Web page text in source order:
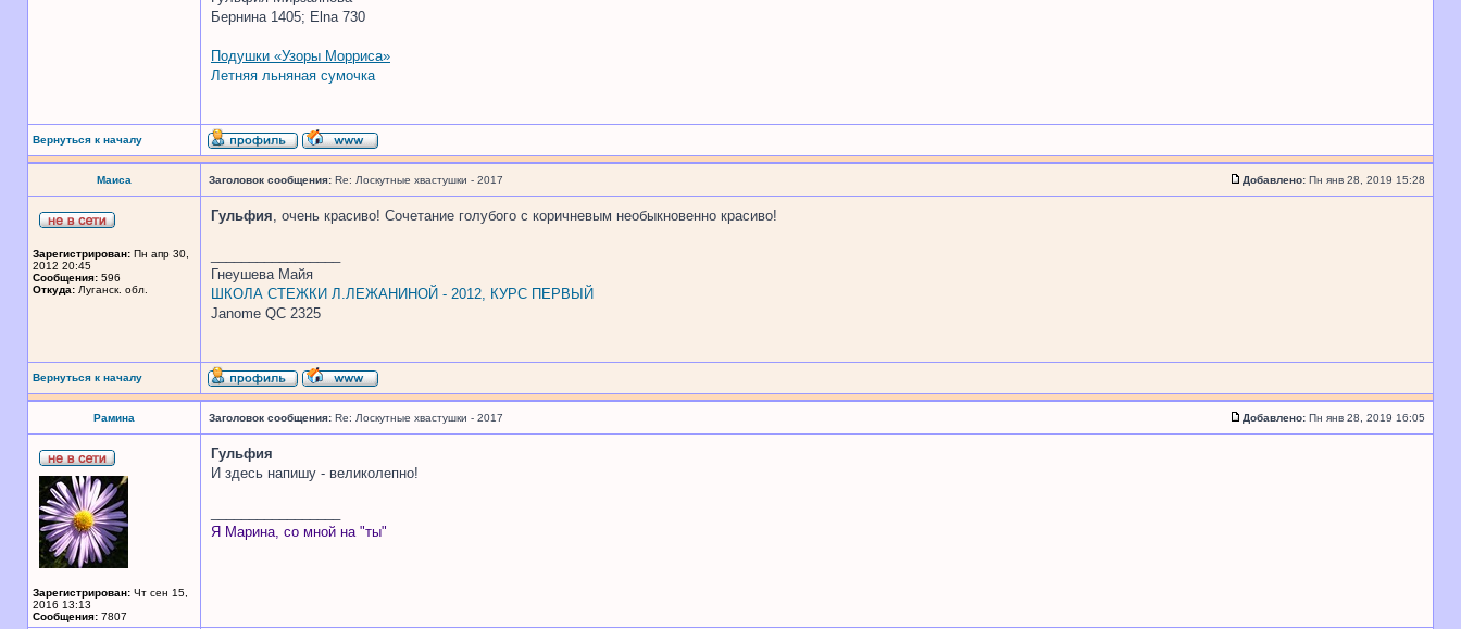
Бернина 1405; Elna 730
Подушки «Узоры Морриса»
Летняя льняная сумочка
Вернуться к началу
Маиса Заголовок сообщения: Re: Лоскутные хвастушки - 2017 Добавлено: Пн янв 28, 2019 15:28
Зарегистрирован: Пн апр 30,
2012 20:45
Сообщения: 596
Откуда: Луганск. обл.
Гульфия, очень красиво! Сочетание голубого с коричневым необыкновенно красиво!
Гнеушева Майя
ШКОЛА СТЕЖКИ Л.ЛЕЖАНИНОЙ - 2012, КУРС ПЕРВЫЙ
Janome QC 2325
Вернуться к началу
Рамина Заголовок сообщения: Re: Лоскутные хвастушки - 2017 Добавлено: Пн янв 28, 2019 16:05
Зарегистрирован: Чт сен 15,
2016 13:13
Сообщения: 7807
Гульфия
И здесь напишу - великолепно!
Я Марина, со мной на "ты"